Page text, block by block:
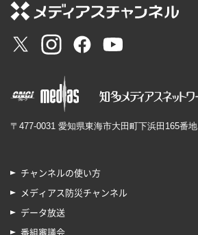
〒477-0031 愛知県東海市大田町下浜田165番地
チャンネルの使い方
メディアス防災チャンネル
データ放送
番組審議会